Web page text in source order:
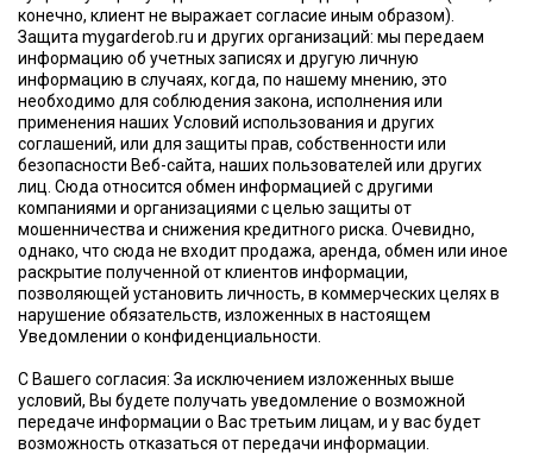
конечно, клиент не выражает согласие иным образом).
Защита mygarderob.ru и других организаций: мы передаем
информацию об учетных записях и другую личную
информацию в случаях, когда, по нашему мнению, это
необходимо для соблюдения закона, исполнения или
применения наших Условий использования и других
соглашений, или для защиты прав, собственности или
безопасности Веб-сайта, наших пользователей или других
лиц. Сюда относится обмен информацией с другими
компаниями и организациями с целью защиты от
мошенничества и снижения кредитного риска. Очевидно,
однако, что сюда не входит продажа, аренда, обмен или иное
раскрытие полученной от клиентов информации,
позволяющей установить личность, в коммерческих целях в
нарушение обязательств, изложенных в настоящем
Уведомлении о конфиденциальности.
С Вашего согласия: За исключением изложенных выше
условий, Вы будете получать уведомление о возможной
передаче информации о Вас третьим лицам, и у вас будет
возможность отказаться от передачи информации.